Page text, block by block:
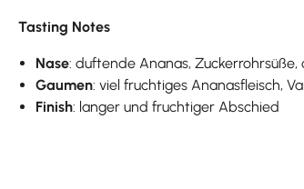
Tasting Notes
Nase: duftende Ananas, Zuckerrohrsüße,
Gaumen: viel fruchtiges Ananasfleisch,
Finish: langer und fruchtiger Abschied